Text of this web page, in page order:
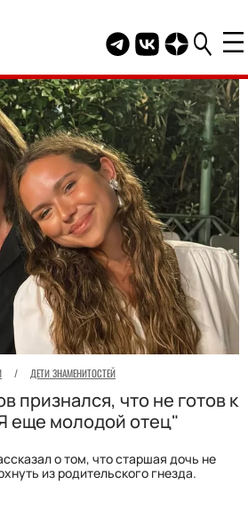
Telegram канал
Группа HELLO
Канал
/ ДЕТИ ЗНАМЕНИТОСТЕЙ
признался, что не готов к
еще молодой отец"
о том, что старшая дочь не
из родительского гнезда.